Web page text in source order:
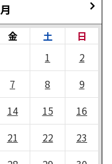
月
金 土
日
1
2
7 8
9
14 15
16
21 22
23